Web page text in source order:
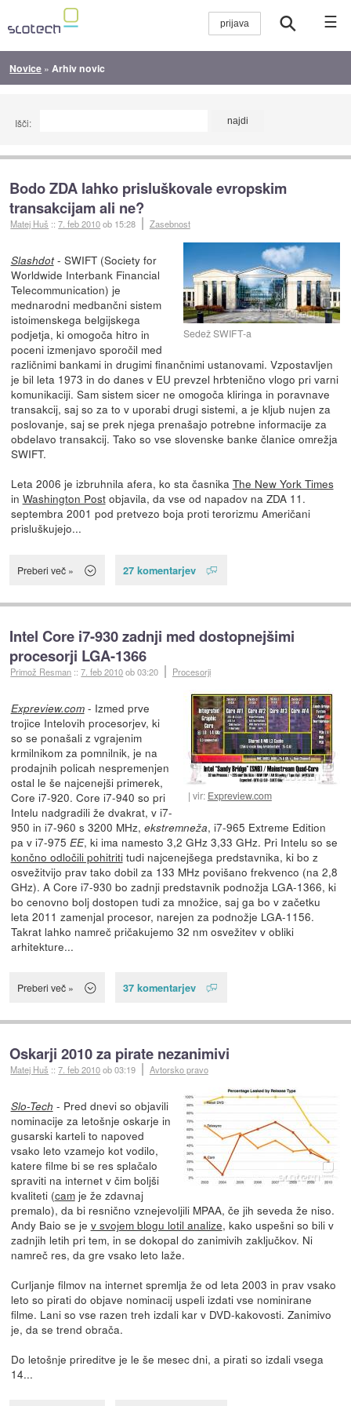
☰
Novice » Arhiv novic
Išči:
Bodo ZDA lahko prisluškovale evropskim
transakcijam ali ne?
Matej Huš ::7. feb 2010ob 15:28 Zasebnost
Sedež SWIFT-a
Slashdot- SWIFT (Society for
Worldwide Interbank Financial
Telecommunication) je
mednarodni medbančni sistem
istoimenskega belgijskega
podjetja, ki omogoča hitro in
poceni izmenjavo sporočil med
različnimi bankami in drugimi finančnimi ustanovami. Vzpostavljen
je bil leta 1973 in do danes v EU prevzel hrbtenično vlogo pri varni
komunikaciji. Sam sistem sicer ne omogoča kliringa in poravnave
transakcij, saj so za to v uporabi drugi sistemi, a je kljub nujen za
poslovanje, saj se prek njega prenašajo potrebne informacije za
obdelavo transakcij. Tako so vse slovenske banke članice omrežja
SWIFT.
Leta 2006 je izbruhnila afera, ko sta časnika The New York Times
in Washington Postobjavila, da vse od napadov na ZDA 11.
septembra 2001 pod pretvezo boja proti terorizmu Američani
prisluškujejo...
Preberi več » 27 komentarjev
Intel Core i7-930 zadnji med dostopnejšimi
procesorji LGA-1366
Primož Resman ::7. feb 2010ob 03:20 Procesorji
vir: Expreview.com
Expreview.com- Izmed prve
trojice Intelovih procesorjev, ki
so se ponašali z vgrajenim
krmilnikom za pomnilnik, je na
prodajnih policah nespremenjen
ostal le še najcenejši primerek,
Core i7-920. Core i7-940 so pri
Intelu nadgradili že dvakrat, v i7-
950 in i7-960 s 3200 MHz, ekstremneža, i7-965 Extreme Edition
pa v i7-975 EE, ki ima namesto 3,2 GHz 3,33 GHz. Pri Intelu so se
končno odločili pohitrititudi najcenejšega predstavnika, ki bo z
osvežitvijo prav tako dobil za 133 MHz povišano frekvenco (na 2,8
GHz). A Core i7-930 bo zadnji predstavnik podnožja LGA-1366, ki
bo cenovno bolj dostopen tudi za množice, saj ga bo v začetku
leta 2011 zamenjal procesor, narejen za podnožje LGA-1156.
Takrat lahko namreč pričakujemo 32 nm osvežitev v obliki
arhitekture...
Preberi več » 37 komentarjev
Oskarji 2010 za pirate nezanimivi
Matej Huš ::7. feb 2010ob 03:19 Avtorsko pravo
Slo-Tech - Pred dnevi so objavili
nominacije za letošnje oskarje in
gusarski karteli to napoved
vsako leto vzamejo kot vodilo,
katere filme bi se res splačalo
spraviti na internet v čim boljši
kvaliteti (camje že zdavnaj
premalo), da bi resnično vznejevoljili MPAA, če jih seveda že niso.
Andy Baio se je v svojem blogu lotil analize, kako uspešni so bili v
zadnjih letih pri tem, in se dokopal do zanimivih zaključkov. Ni
namreč res, da gre vsako leto laže.
Curljanje filmov na internet spremlja že od leta 2003 in prav vsako
leto so pirati do objave nominacij uspeli izdati vse nominirane
filme. Lani so vse razen treh izdali kar v DVD-kakovosti. Zanimivo
je, da se trend obrača.
Do letošnje prireditve je le še mesec dni, a pirati so izdali vsega
14...